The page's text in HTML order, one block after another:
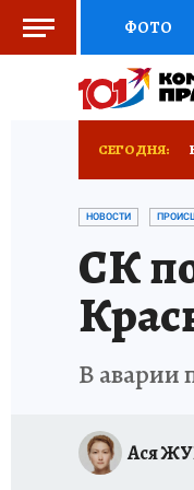
ФОТО
СЕГОДНЯ:
НОВОСТИ
СК
В аварии
Ася